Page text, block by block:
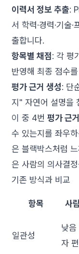
이력서 정보 추출:
서 학력·경력·기술
출합니다.
항목별 채점: 각 평
반영해 최종 점수
평가 근거 생성: 단
지" 자연어 설명을
이 중 4번 평가 근거
수 있는지를 좌우
은 블랙박스처럼
은 사람의 의사결
기존 방식과 비교
항목 사
일관성
낮음
자